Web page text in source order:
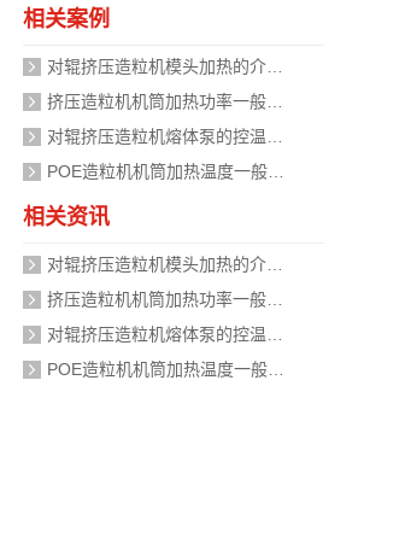
相关案例
相关资讯